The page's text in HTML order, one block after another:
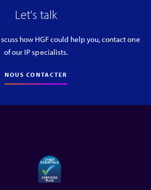
Let's talk
how HGF could help you, contact one
of our IP specialists.
NOUS CONTACTER